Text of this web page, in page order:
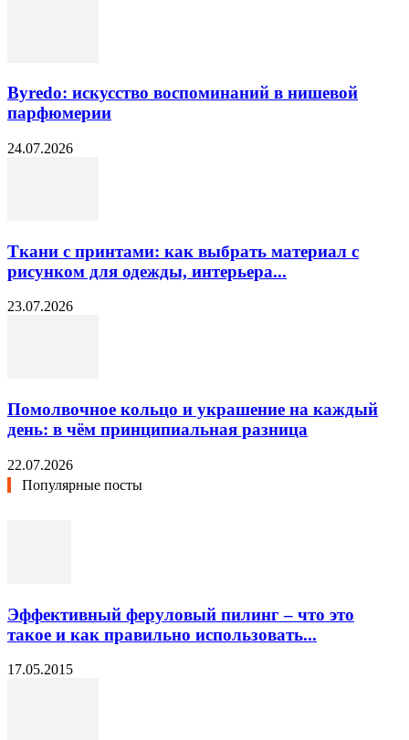
Byredo: искусство воспоминаний в нишевой
парфюмерии
24.07.2026
Ткани с принтами: как выбрать материал с
рисунком для одежды, интерьера...
23.07.2026
Помолвочное кольцо и украшение на каждый
день: в чём принципиальная разница
22.07.2026
Популярные посты
Эффективный феруловый пилинг – что это
такое и как правильно использовать...
17.05.2015